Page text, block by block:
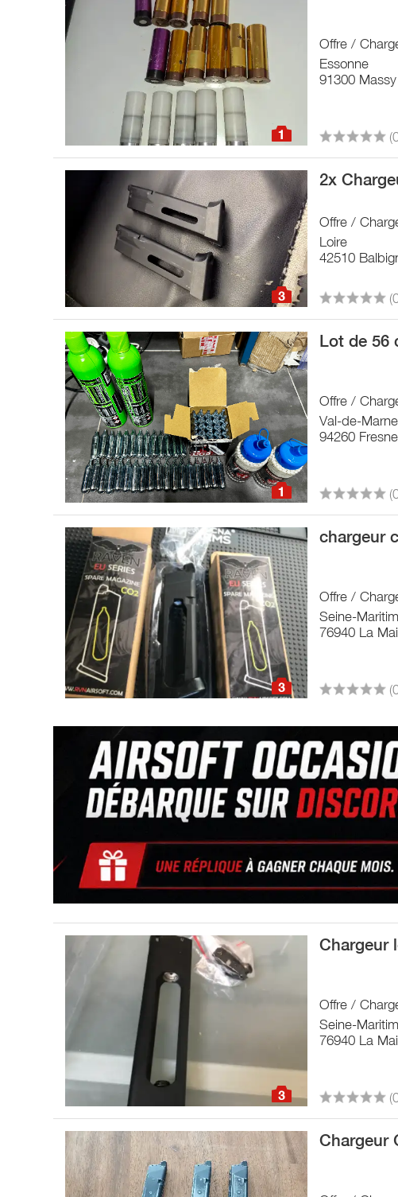
1
Offre /
Essonne
91300 Massy
3
2x
Offre /
Loire
42510
1
Lot de 56
Offre /
Val-de-Marne
94260
3
chargeur
Offre /
Seine-
76940 La
3
Chargeur
Offre /
Seine-
76940 La
Chargeur